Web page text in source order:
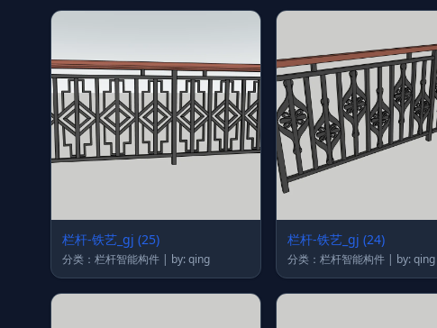
栏杆-铁艺_gj (25)
分类：栏杆智能构件 | by: qing
栏杆-铁艺_gj (24)
分类：栏杆智能构件 | by: qing